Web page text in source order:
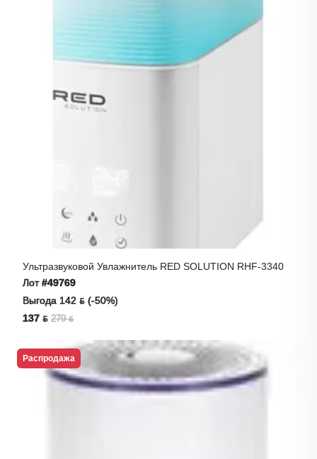
Ультразвуковой Увлажнитель RED SOLUTION RHF-3340
Лот#49769
Выгода 142 ƃ (-50%)
137 ƃ 279 ƃ
Распродажа